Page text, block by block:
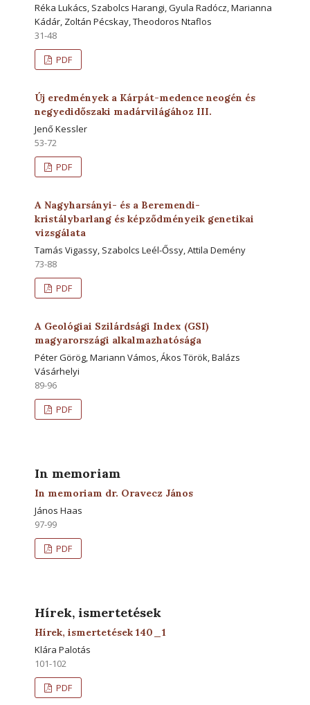
Réka Lukács, Szabolcs Harangi, Gyula Radócz, Marianna
Kádár, Zoltán Pécskay, Theodoros Ntaflos
31-48
PDF
Új eredmények a Kárpát-medence neogén és
negyedidőszaki madárvilágához III.
Jenő Kessler
53-72
PDF
A Nagyharsányi- és a Beremendi-
kristálybarlang és képződményeik genetikai
vizsgálata
Tamás Vigassy, Szabolcs Leél-Őssy, Attila Demény
73-88
PDF
A Geológiai Szilárdsági Index (GSI)
magyarországi alkalmazhatósága
Péter Görög, Mariann Vámos, Ákos Török, Balázs
Vásárhelyi
89-96
PDF
In memoriam
In memoriam dr. Oravecz János
János Haas
97-99
PDF
Hírek, ismertetések
Hírek, ismertetések 140_1
Klára Palotás
101-102
PDF